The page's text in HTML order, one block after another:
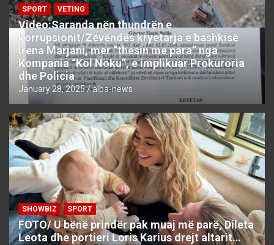
SPORT
VETING
Video:Saranda nën thundrën e
korrupsionit/Zëvëndës kryetarja e bashkisë
Irena Marjani, mer “thesin me para” nga
Kompania “Kol Noku”, e implikuar Prokuroria
dhe Policia
January 28, 2025 alba-news
SHOWBIZ SPORT
FOTO/ U bënë prindër pak muaj më parë, Dileta
Leota dhe portieri Loris Karius drejt altarit…